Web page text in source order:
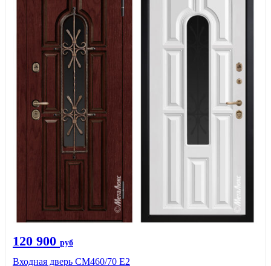
120 900 руб
Входная дверь СМ460/70 Е2